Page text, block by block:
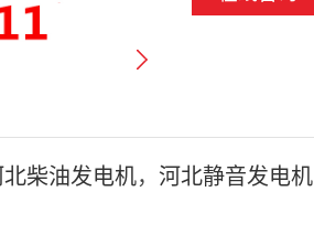
北柴油发电机， 河北静音发电机